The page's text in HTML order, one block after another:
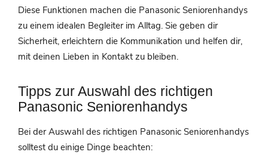
Diese Funktionen machen die Panasonic Seniorenhandys
zu einem idealen Begleiter im Alltag. Sie geben dir
Sicherheit, erleichtern die Kommunikation und helfen dir,
mit deinen Lieben in Kontakt zu bleiben.
Tipps zur Auswahl des richtigen
Panasonic Seniorenhandys
Bei der Auswahl des richtigen Panasonic Seniorenhandys
solltest du einige Dinge beachten: